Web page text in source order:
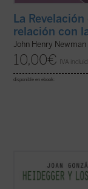
La Revelación
relación con
John Henry Newman
10,00€ IVA
disponible en ebook:
filosofía del siglo XX ha
tiempo es la famosa tesis de